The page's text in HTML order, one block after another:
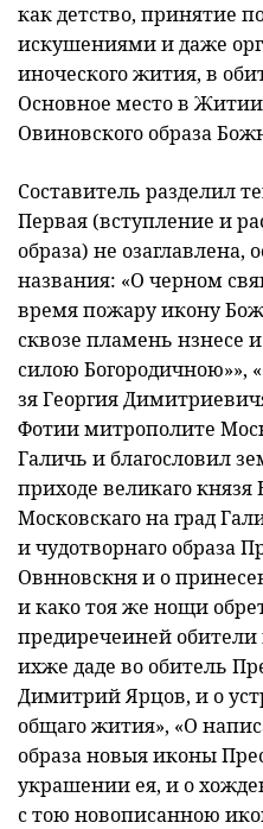
как детство, принятие
искушениями и даже
иноческого жития, в
Основное место в
Овиновского образа
Составитель разделил
Первая (вступление и
образа) не
названия: «О черном
время пожару икону
сквозе пламень нзнесе
силою Богородичною»»,
зя Георгия
Фотии митрополите
Галичь и благословил
приходе великаго
Московскаго на град
и чудотворнаго образа
Овнновскня и о
и како тоя же нощи
предиречеиней обители
ихже даде во обитель
Димитрий Ярцов, и о
общаго жития», «О
образа новыя иконы
украшении ея, и о
с тою новописанною